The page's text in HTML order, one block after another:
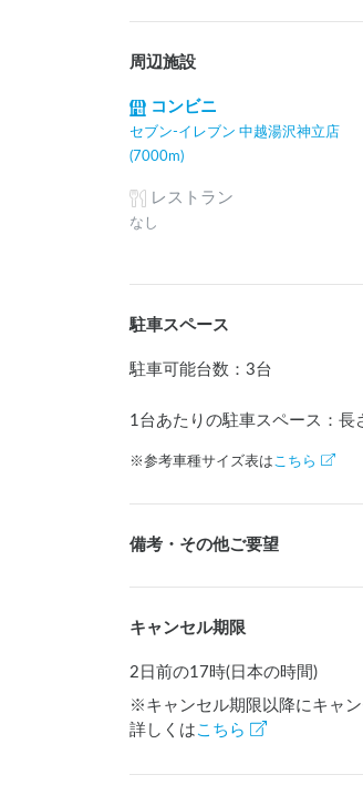
周辺施設
コンビニ
セブン-イレブン 中越湯沢神立店
(7000m)
レストラン
なし
駐車スペース
駐車可能台数 ： 3台
1台あたりの駐車スペース：長
※参考車種サイズ表はこちら
備考・その他ご要望
キャンセル期限
2日前の17時(日本の時間)
※キャンセル期限以降にキャ
詳しくは こちら